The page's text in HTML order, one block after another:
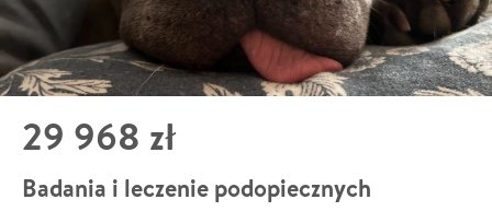
29 968 zł
Badania i leczenie podopiecznych